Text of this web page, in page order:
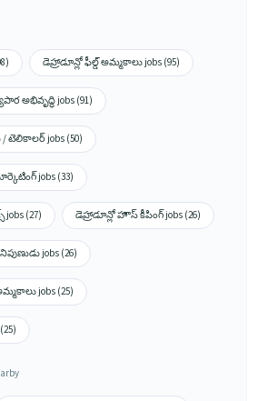
డెహ్రాడూన్లో ఫీల్డ్ అమ్మకాలు jobs (95)
అభివృద్ధి jobs (91)
/ టెలికాలర్ jobs (50)
jobs (33)
jobs (27) డెహ్రాడూన్లో హౌస్ కీపింగ్ jobs (26)
jobs (26)
jobs (25)